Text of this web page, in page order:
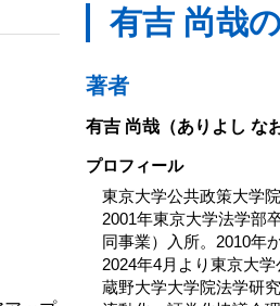
有吉 尚哉
著者
有吉 尚哉 （ありよし な
プロフィール
東京大学公共政策大学
2001年東京大学法学部
同事業）入所。2010年
2024年4月より東京大
蔵野大学大学院法学研